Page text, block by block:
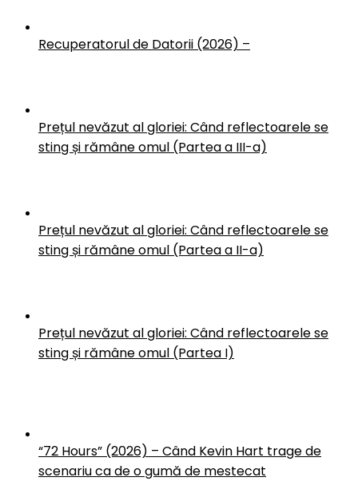
Recuperatorul de Datorii (2026) –
Prețul nevăzut al gloriei: Când reflectoarele se
sting și rămâne omul (Partea a III-a)
Prețul nevăzut al gloriei: Când reflectoarele se
sting și rămâne omul (Partea a II-a)
Prețul nevăzut al gloriei: Când reflectoarele se
sting și rămâne omul (Partea I)
“72 Hours” (2026) – Când Kevin Hart trage de
scenariu ca de o gumă de mestecat